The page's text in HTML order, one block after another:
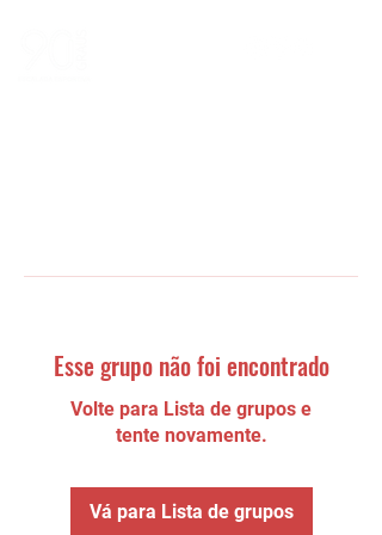
Esse grupo não foi encontrado
Volte para Lista de grupos e
tente novamente.
Vá para Lista de grupos